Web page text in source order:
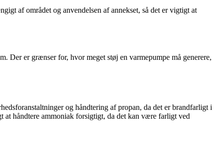
af området og anvendelsen af annekset, så det er vigtigt at
Der er grænser for, hvor meget støj en varmepumpe må generere,
og håndtering af propan, da det er brandfarligt i
at håndtere ammoniak forsigtigt, da det kan være farligt ved